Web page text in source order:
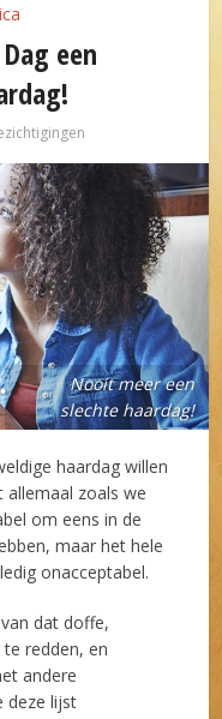
een
Nooit meer een
slechte haardag!
haardag willen
zoals we
om eens in de
maar het hele
onacceptabel.
dat doffe,
redden, en
andere
deze lijst